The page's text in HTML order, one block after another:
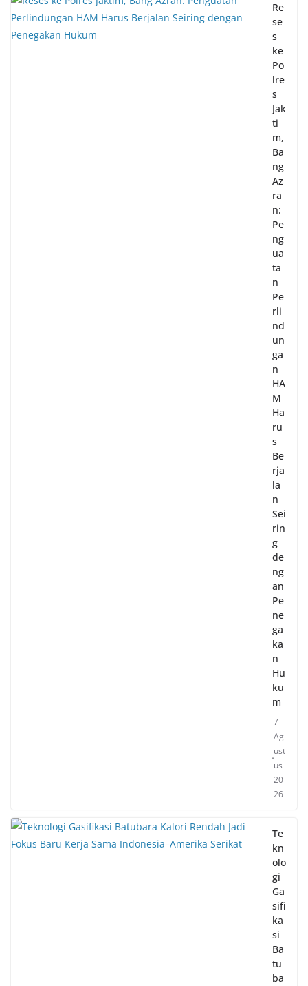
Re
se
s
ke
Po
lre
s
Jak
ti
m,
Ba
ng
Az
ra
n:
Pe
ng
ua
ta
n
Pe
rli
nd
un
ga
n
HA
M
Ha
ru
s
Be
rja
la
n
Sei
rin
g
de
ng
an
Pe
ne
ga
ka
n
Hu
ku
m
7
Ag
ust
us
20
26
Te
kn
olo
gi
Ga
sifi
ka
si
Ba
tu
ba